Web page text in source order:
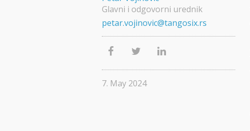
Glavni i odgovorni urednik
petar.vojinovic@tangosix.rs
7. May 2024